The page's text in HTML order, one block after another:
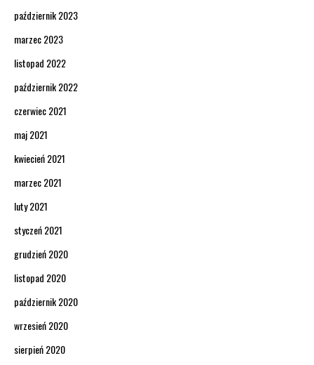
październik 2023
marzec 2023
listopad 2022
październik 2022
czerwiec 2021
maj 2021
kwiecień 2021
marzec 2021
luty 2021
styczeń 2021
grudzień 2020
listopad 2020
październik 2020
wrzesień 2020
sierpień 2020